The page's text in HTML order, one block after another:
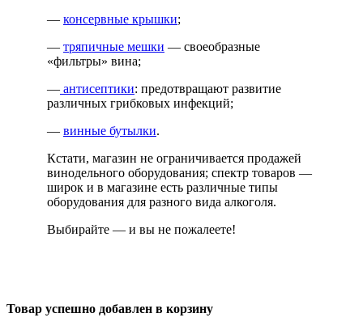
— консервные крышки;
— тряпичные мешки — своеобразные
«фильтры» вина;
— антисептики: предотвращают развитие
различных грибковых инфекций;
— винные бутылки.
Кстати, магазин не ограничивается продажей
винодельного оборудования; спектр товаров —
широк и в магазине есть различные типы
оборудования для разного вида алкоголя.
Выбирайте — и вы не пожалеете!
Товар успешно добавлен в корзину